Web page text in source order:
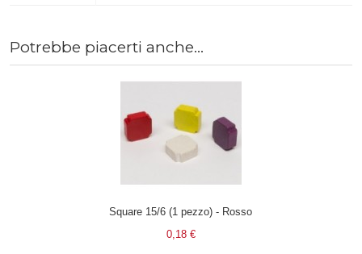
Potrebbe piacerti anche...
Square 15/6 (1 pezzo) - Rosso
0,18 €